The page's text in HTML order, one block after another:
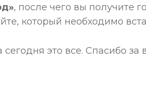
, после чего вы получите
который необходимо
сегодня это все. Спасибо за